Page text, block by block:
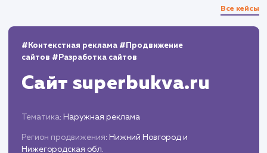
на четко спланированных этапах работы, включая
прототипирование, дизайн и верстку, мы смогли
достичь ключевых показателей успеха. Заявки с
стали приходить в телеграм, упростив процесс
обработки обращений. В целом, рост конверсии
новом сайте составил 15%, а общий уровень
показатели подтверждают, что вложения в
сайт оказались обоснованными и эффективными,